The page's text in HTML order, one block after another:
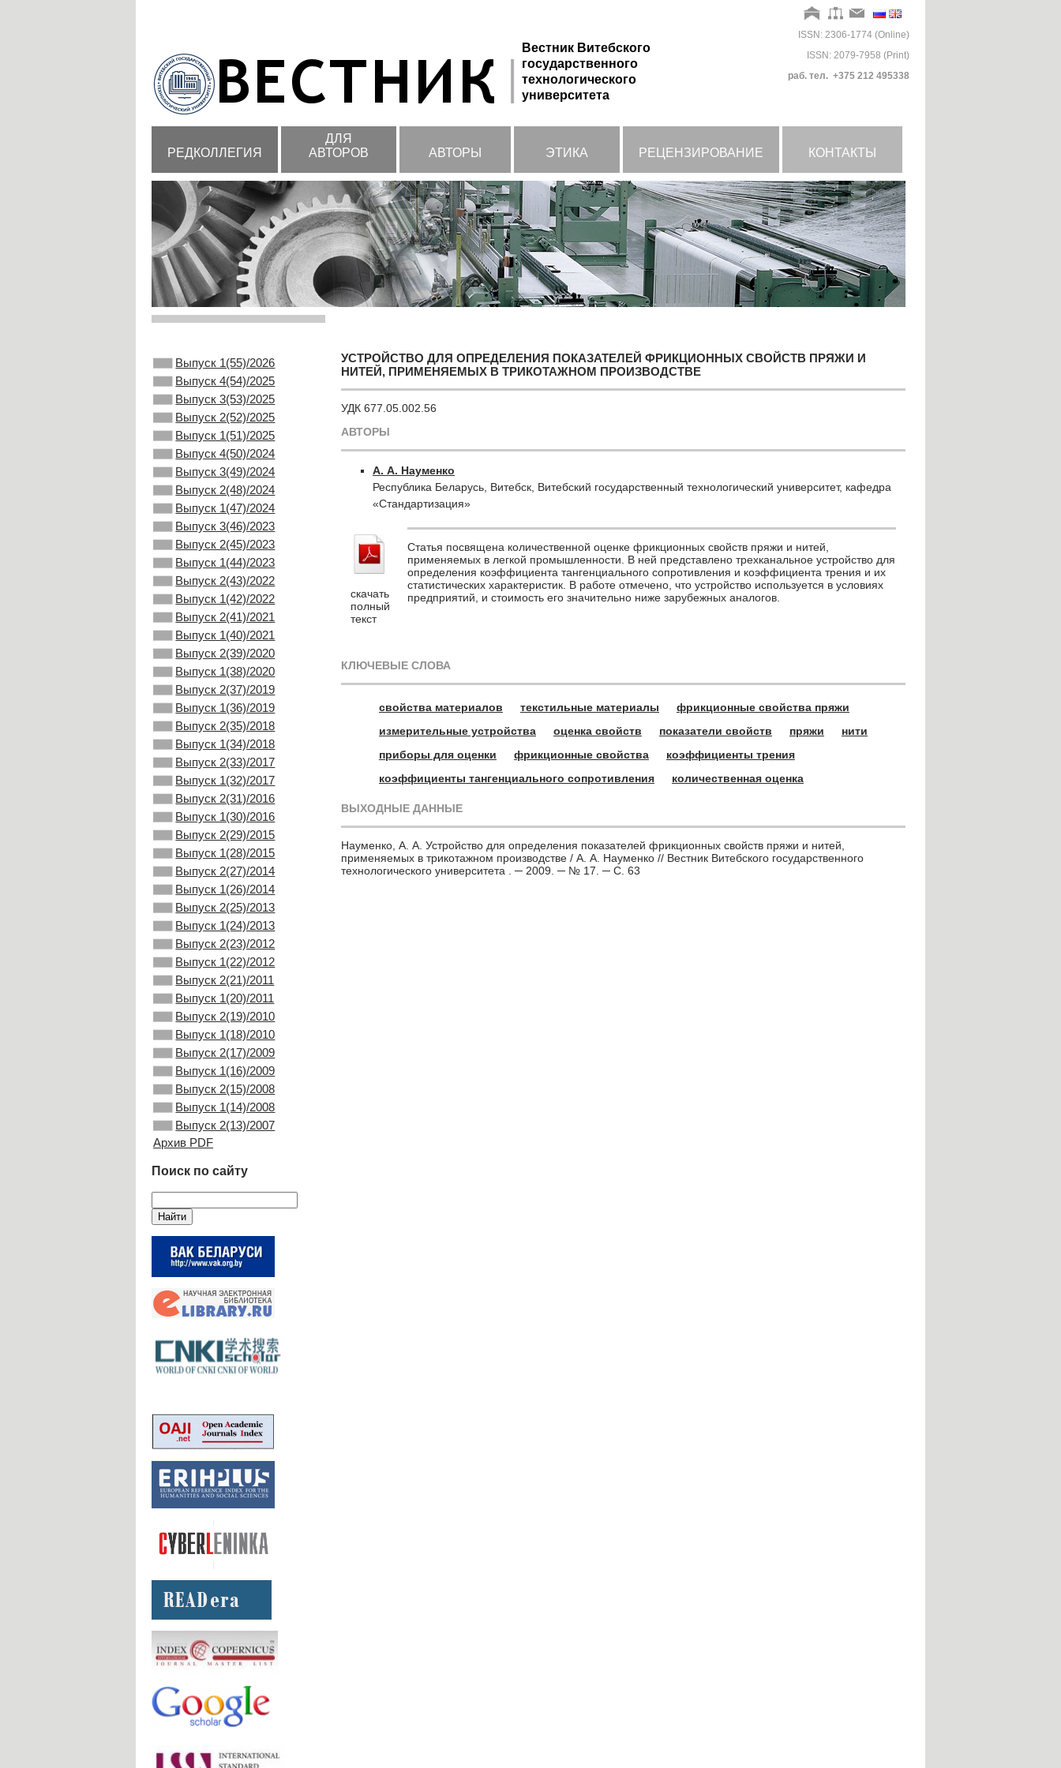
Вестник Витебского
государственного
технологического
университета
ISSN: 2306-1774 (Online)
ISSN: 2079-7958 (Print)
раб. тел. +375 212 495338
РЕДКОЛЛЕГИЯ
ДЛЯ
АВТОРОВ
АВТОРЫ ЭТИКА РЕЦЕНЗИРОВАНИЕ КОНТАКТЫ
Выпуск 1(55)/2026
Выпуск 4(54)/2025
Выпуск 3(53)/2025
Выпуск 2(52)/2025
Выпуск 1(51)/2025
Выпуск 4(50)/2024
Выпуск 3(49)/2024
Выпуск 2(48)/2024
Выпуск 1(47)/2024
Выпуск 3(46)/2023
Выпуск 2(45)/2023
Выпуск 1(44)/2023
Выпуск 2(43)/2022
Выпуск 1(42)/2022
Выпуск 2(41)/2021
Выпуск 1(40)/2021
Выпуск 2(39)/2020
Выпуск 1(38)/2020
Выпуск 2(37)/2019
Выпуск 1(36)/2019
Выпуск 2(35)/2018
Выпуск 1(34)/2018
Выпуск 2(33)/2017
Выпуск 1(32)/2017
Выпуск 2(31)/2016
Выпуск 1(30)/2016
Выпуск 2(29)/2015
Выпуск 1(28)/2015
Выпуск 2(27)/2014
Выпуск 1(26)/2014
Выпуск 2(25)/2013
Выпуск 1(24)/2013
Выпуск 2(23)/2012
Выпуск 1(22)/2012
Выпуск 2(21)/2011
Выпуск 1(20)/2011
Выпуск 2(19)/2010
Выпуск 1(18)/2010
Выпуск 2(17)/2009
Выпуск 1(16)/2009
Выпуск 2(15)/2008
Выпуск 1(14)/2008
Выпуск 2(13)/2007
Архив PDF
Поиск по сайту
УСТРОЙСТВО ДЛЯ ОПРЕДЕЛЕНИЯ ПОКАЗАТЕЛЕЙ ФРИКЦИОННЫХ СВОЙСТВ ПРЯЖИ И
НИТЕЙ, ПРИМЕНЯЕМЫХ В ТРИКОТАЖНОМ ПРОИЗВОДСТВЕ
УДК 677.05.002.56
АВТОРЫ
А. А. Науменко
Республика Беларусь, Витебск, Витебский государственный технологический университет, кафедра
«Стандартизация»
скачать
полный
текст
Статья посвящена количественной оценке фрикционных свойств пряжи и нитей,
применяемых в легкой промышленности. В ней представлено трехканальное устройство для
определения коэффициента тангенциального сопротивления и коэффициента трения и их
статистических характеристик. В работе отмечено, что устройство используется в условиях
предприятий, и стоимость его значительно ниже зарубежных аналогов.
КЛЮЧЕВЫЕ СЛОВА
свойства материалов текстильные материалы
фрикционные свойства пряжи
измерительные устройства
оценка свойств показатели свойств пряжи
нити
приборы для оценки
фрикционные свойства
коэффициенты трения
коэффициенты тангенциального сопротивления
количественная оценка
ВЫХОДНЫЕ ДАННЫЕ
Науменко, А. А. Устройство для определения показателей фрикционных свойств пряжи и нитей,
применяемых в трикотажном производстве / А. А. Науменко // Вестник Витебского государственного
технологического университета . ─ 2009. ─ № 17. ─ С. 63